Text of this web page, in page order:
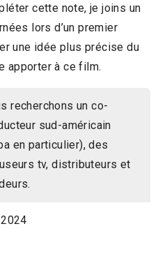
cette note, je joins un
lors d’un premier
une idée plus précise du
apporter à ce film.
recherchons un co-
sud-américain
en particulier), des
tv, distributeurs et